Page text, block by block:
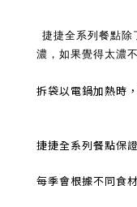
捷捷全系列餐點除
濃，如果覺得太濃
拆袋以電鍋加熱時
捷捷全系列餐點保
每季會根據不同食